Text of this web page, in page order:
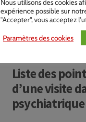
santé
Liste des
d’une visite
psychiatrique
Nous utilisons des cookies
expérience possible sur
"Accepter", vous acceptez
Paramètres des cookies